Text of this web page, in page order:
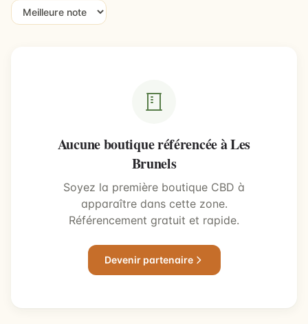
Aucune boutique référencée à Les
Brunels
Soyez la première boutique CBD à
apparaître dans cette zone.
Référencement gratuit et rapide.
Devenir partenaire